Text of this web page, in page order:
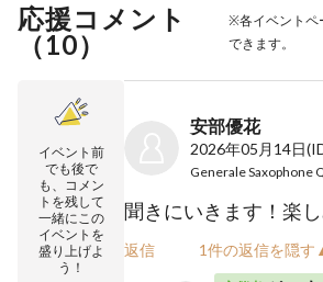
応援コメント
（10）
※各イベントペ
できます。
イベント前
でも後で
も、コメン
トを残して
一緒にこの
イベントを
盛り上げよ
う！
安部優花
2026年05月14日
聞きにいきます！楽し
返信 1件の返信を隠す